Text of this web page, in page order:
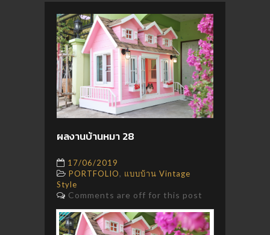
ผลงานบ้านหมา 28
17/06/2019
PORTFOLIO, แบบบ้าน Vintage
Style
Comments are off for this post